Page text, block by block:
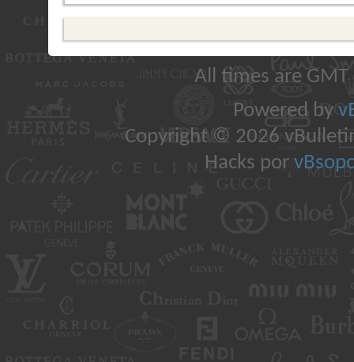
All times are
Powered by
Copyright © 2026
Hacks por